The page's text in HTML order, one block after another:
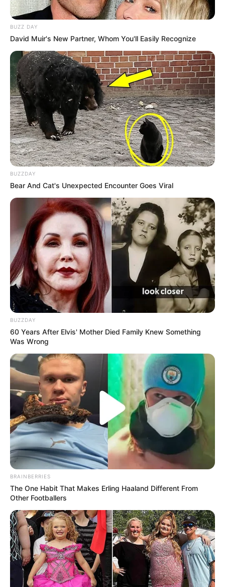
BUZZ DAY
David Muir's New Partner, Whom You'll Easily Recognize
BUZZDAY
Bear And Cat's Unexpected Encounter Goes Viral
BUZZDAY
60 Years After Elvis' Mother Died Family Knew Something
Was Wrong
BRAINBERRIES
The One Habit That Makes Erling Haaland Different From
Other Footballers